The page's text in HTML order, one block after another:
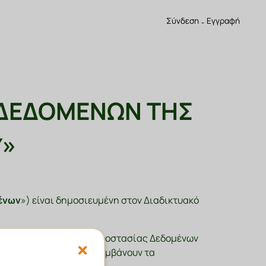
Σύνδεση - Εγγραφή
ΤΗΣ
») είναι δημοσιευμένη στον Διαδικτυακό
Γενικό Κανονισμό Προστασίας Δεδομένων
Δεδομένων, και λαμβάνουν τα
×